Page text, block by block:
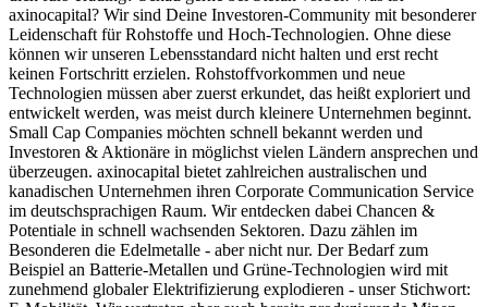
axinocapital? Wir sind Deine Investoren-Community mit besonderer
Leidenschaft für Rohstoffe und Hoch-Technologien. Ohne diese
können wir unseren Lebensstandard nicht halten und erst recht
keinen Fortschritt erzielen. Rohstoffvorkommen und neue
Technologien müssen aber zuerst erkundet, das heißt exploriert und
entwickelt werden, was meist durch kleinere Unternehmen beginnt.
Small Cap Companies möchten schnell bekannt werden und
Investoren & Aktionäre in möglichst vielen Ländern ansprechen und
überzeugen. axinocapital bietet zahlreichen australischen und
kanadischen Unternehmen ihren Corporate Communication Service
im deutschsprachigen Raum. Wir entdecken dabei Chancen &
Potentiale in schnell wachsenden Sektoren. Dazu zählen im
Besonderen die Edelmetalle - aber nicht nur. Der Bedarf zum
Beispiel an Batterie-Metallen und Grüne-Technologien wird mit
zunehmend globaler Elektrifizierung explodieren - unser Stichwort: